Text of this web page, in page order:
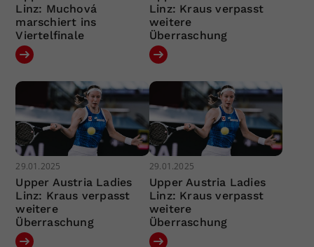
Linz: Muchová
marschiert ins
Viertelfinale
Linz: Kraus verpasst
weitere
Überraschung
29.01.2025
Upper Austria Ladies
Linz: Kraus verpasst
weitere
Überraschung
29.01.2025
Upper Austria Ladies
Linz: Kraus verpasst
weitere
Überraschung